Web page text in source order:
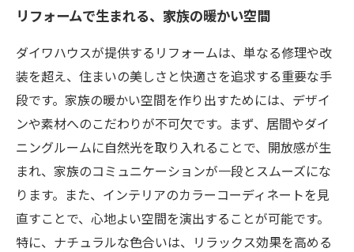
リフォームで生まれる、家族の暖かい空間
ダイワハウスが提供するリフォームは、単なる修理や改
装を超え、住まいの美しさと快適さを追求する重要な手
段です。家族の暖かい空間を作り出すためには、デザイ
ンや素材へのこだわりが不可欠です。まず、居間やダイ
ニングルームに自然光を取り入れることで、開放感が生
まれ、家族のコミュニケーションが一段とスムーズにな
ります。また、インテリアのカラーコーディネートを見
直すことで、心地よい空間を演出することが可能です。
特に、ナチュラルな色合いは、リラックス効果を高める